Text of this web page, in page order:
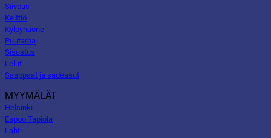
Siivous
Keittiö
Kylpyhuone
Puutarha
Sisustus
Lelut
Saappaat ja sadeasut
MYYMÄLÄT
Helsinki
Espoo Tapiola
Lahti